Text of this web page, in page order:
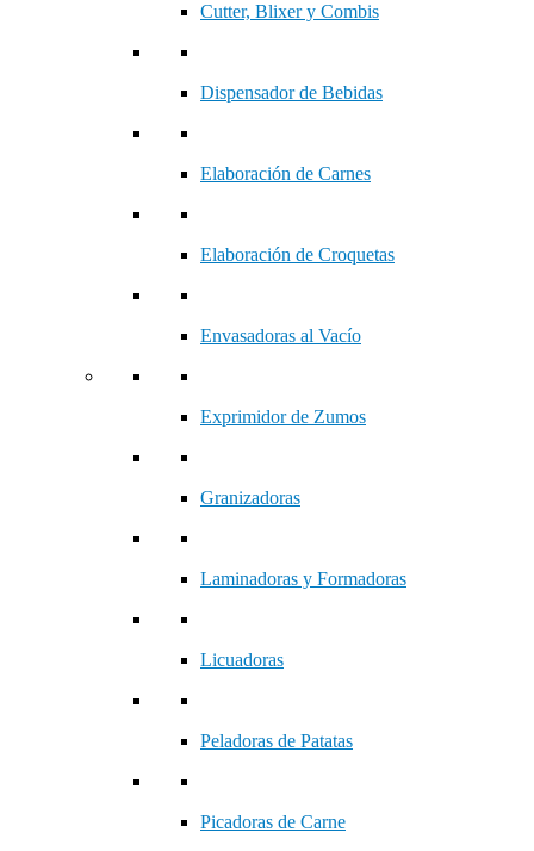
Cutter, Blixer y Combis
Dispensador de Bebidas
Elaboración de Carnes
Elaboración de Croquetas
Envasadoras al Vacío
Exprimidor de Zumos
Granizadoras
Laminadoras y Formadoras
Licuadoras
Peladoras de Patatas
Picadoras de Carne